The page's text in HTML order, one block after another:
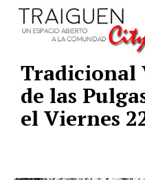
Tradicional
de las
el Viernes